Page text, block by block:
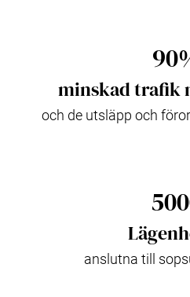
minskad trafik
och de utsläpp och
anslutna till